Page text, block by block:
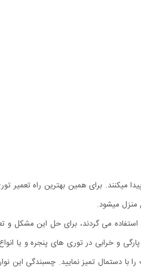
میکنند. برای همین بهترین راه تعمیر
منزل میشود.
می گردند، برای حل این مشکل و
و خرابی در توری های پنجره و یا
دستمال تمیز نمایید. چسبندگی این